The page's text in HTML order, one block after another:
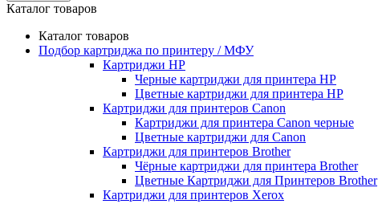
Каталог товаров
Каталог товаров
Подбор картриджа по принтеру / МФУ
Картриджи HP
Черные картриджи для принтера HP
Цветные картриджи для принтера HP
Картриджи для принтеров Сanon
Картриджи для принтера Сanon черные
Цветные картриджи для Сanon
Картриджи для принтеров Brother
Чёрные картриджи для принтера Brother
Цветные Картриджи для Принтеров Brother
Картриджи для принтеров Xerox